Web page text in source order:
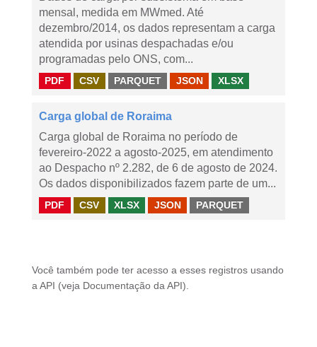
mensal, medida em MWmed. Até
dezembro/2014, os dados representam a carga
atendida por usinas despachadas e/ou
programadas pelo ONS, com...
PDF CSV PARQUET JSON XLSX
Carga global de Roraima
Carga global de Roraima no período de
fevereiro-2022 a agosto-2025, em atendimento
ao Despacho nº 2.282, de 6 de agosto de 2024.
Os dados disponibilizados fazem parte de um...
PDF CSV XLSX JSON PARQUET
Você também pode ter acesso a esses registros usando
a API (veja Documentação da API ).